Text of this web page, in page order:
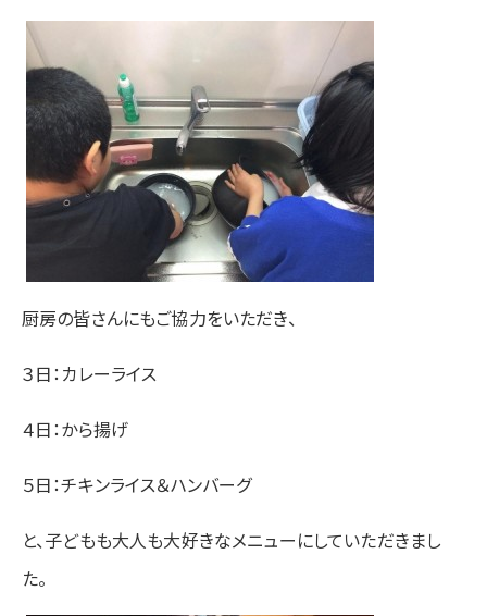
厨房の皆さんにもご協力をいただき、
３日：カレーライス
４日：から揚げ
５日：チキンライス＆ハンバーグ
と、子どもも大人も大好きなメニューにしていただきまし
た。